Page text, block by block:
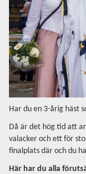
Har du en 3-årig häst
Då är det hög tid att
valacker och ett för
finalplats där och du
Här har du alla